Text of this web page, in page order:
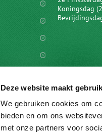
Deze website maakt
We gebruiken cookies om
bieden en om ons
met onze partners voor
Koningsdag